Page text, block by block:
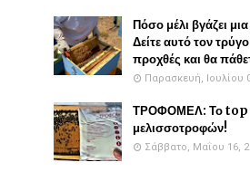
Πόσο μέλι βγάζει
Δείτε αυτό τον
προχθές και θα
Παρασκευή, Ιουλίου
ΤΡΟΦΟΜΕΛ: Το top
μελισσοτροφών!
Σάββατο, Μαΐου 16,